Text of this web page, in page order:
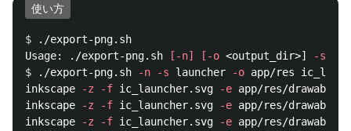
使い方
$
./export-png.sh
Usage: ./export-png.sh
[ -n] [ -o <output_dir>]
-s
$
./export-png.sh -n -s launcher -o app/res
inkscape
-z -f ic_launcher.svg -e app/res/
inkscape
-z -f ic_launcher.svg -e app/res/
inkscape
-z -f ic_launcher.svg -e app/res/